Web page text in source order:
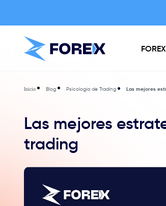
FOREX
Inicio Blog Psicologia de Trading Las mejores
Las mejores
trading